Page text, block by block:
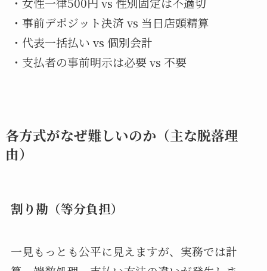
・事前デポジット決済 vs 当日店頭精算
・代表一括払い vs 個別会計
・支払者の事前明示は必要 vs 不要
各方式がなぜ難しいのか（主な脱落理
由）
割り勘（等分負担）
一見もっとも公平に見えますが、実務では計